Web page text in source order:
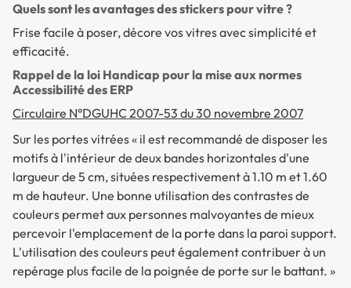
Quels sont les avantages des stickers pour vitre ?
Frise facile à poser, décore vos vitres avec simplicité et
efficacité.
Rappel de la loi Handicap pour la mise aux normes
Accessibilité des ERP
Circulaire N°DGUHC 2007-53 du 30 novembre 2007
Sur les portes vitrées« il est recommandé de disposer les
motifs à l'intérieur de deux bandes horizontales d'une
largueur de 5 cm, situées respectivement à 1.10 m et 1.60
m de hauteur. Une bonne utilisation des contrastes de
couleurs permet aux personnes malvoyantes de mieux
percevoir l'emplacement de la porte dans la paroi support.
L'utilisation des couleurs peut également contribuer à un
repérage plus facile de la poignée de porte sur le battant. »